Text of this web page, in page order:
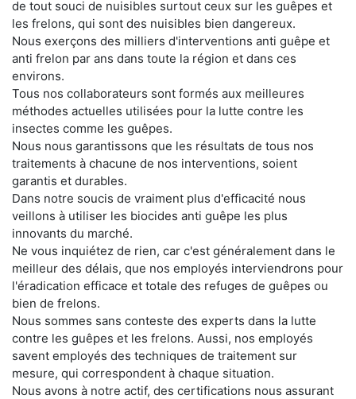
de tout souci de nuisibles surtout ceux sur les guêpes et
les frelons, qui sont des nuisibles bien dangereux.
Nous exerçons des milliers d'interventions anti guêpe et
anti frelon par ans dans toute la région et dans ces
environs.
Tous nos collaborateurs sont formés aux meilleures
méthodes actuelles utilisées pour la lutte contre les
insectes comme les guêpes.
Nous nous garantissons que les résultats de tous nos
traitements à chacune de nos interventions, soient
garantis et durables.
Dans notre soucis de vraiment plus d'efficacité nous
veillons à utiliser les biocides anti guêpe les plus
innovants du marché.
Ne vous inquiétez de rien, car c'est généralement dans le
meilleur des délais, que nos employés interviendrons pour
l'éradication efficace et totale des refuges de guêpes ou
bien de frelons.
Nous sommes sans conteste des experts dans la lutte
contre les guêpes et les frelons. Aussi, nos employés
savent employés des techniques de traitement sur
mesure, qui correspondent à chaque situation.
Nous avons à notre actif, des certifications nous assurant